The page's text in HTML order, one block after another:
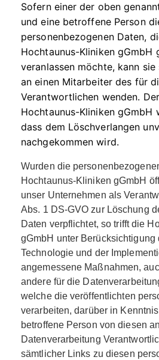
Sofern einer der oben
und eine betroffene Person
personenbezogenen Daten,
Hochtaunus-Kliniken gGmbH
veranlassen möchte, kann
an einen Mitarbeiter des für
Verantwortlichen wenden.
Hochtaunus-Kliniken gGmbH
dass dem Löschverlangen
nachgekommen wird.
Wurden die
Hochtaunus-Kliniken gGmbH
unser Unternehmen als
Abs. 1 DS-GVO zur Löschung
Daten verpflichtet, so trifft die
gGmbH unter Berücksichtigung
Technologie und der
angemessene Maßnahmen,
andere für die
welche die veröffentlichten
verarbeiten, darüber in
betroffene Person von diesen
Datenverarbeitung
sämtlicher Links zu diesen